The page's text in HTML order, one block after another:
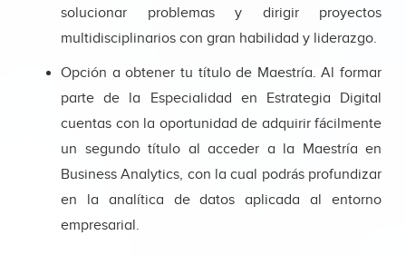
solucionar problemas y dirigir proyectos
multidisciplinarios con gran habilidad y liderazgo.
Opción a obtener tu título de Maestría. Al formar
parte de la Especialidad en Estrategia Digital
cuentas con la oportunidad de adquirir fácilmente
un segundo título al acceder a la Maestría en
Business Analytics, con la cual podrás profundizar
en la analítica de datos aplicada al entorno
empresarial.